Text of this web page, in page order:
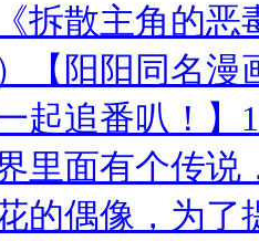
拆散主角的
【阳阳同名漫
起追番叭！】
里面有个传
的偶像，为